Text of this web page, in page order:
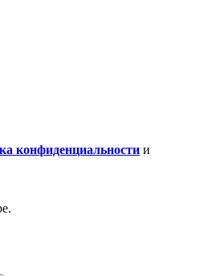
конфиденциальности и